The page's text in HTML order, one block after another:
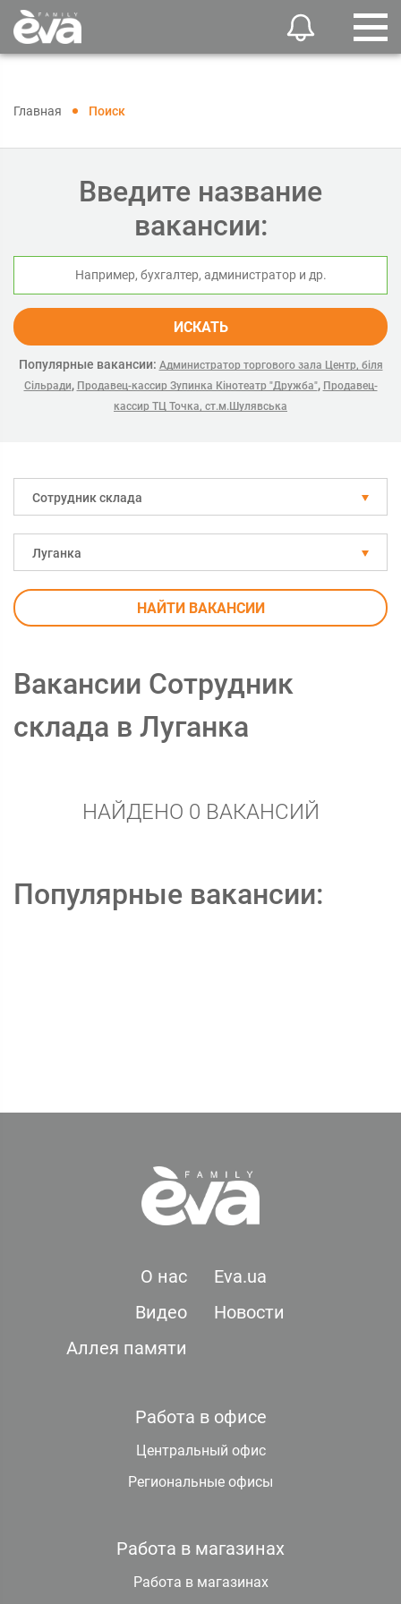
Главная Поиск
Введите название
вакансии:
ИСКАТЬ
Популярные вакансии: Администратор торгового зала Центр, біля
Сільради, Продавец-кассир Зупинка Кінотеатр "Дружба", Продавец-
кассир ТЦ Точка, ст.м.Шулявська
Сотрудник склада
Луганка
НАЙТИ ВАКАНСИИ
Вакансии Сотрудник
склада в Луганка
НАЙДЕНО 0 ВАКАНСИЙ
Популярные вакансии:
О нас
Eva.ua
Видео
Новости
Аллея памяти
Работа в офисе
Центральный офис
Региональные офисы
Работа в магазинах
Работа в магазинах